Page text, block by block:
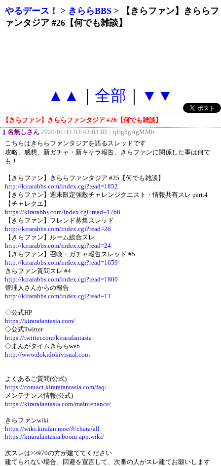
やるデース！ > きららBBS > 【きらファン】きららフ
ァンタジア #26【何でも雑談】
▲▲ 全部 ▼▼
【きらファン】きららファンタジア #26【何でも雑談】
1 名無しさん 2020/01/11 02:43:03 ID： qHg8gAgMMh
こちらはきららファンタジアを語るスレッドです
攻略、感想、新ガチャ・新キャラ報告、きらファンに関係した事は何で
も！
【きらファン】きららファンタジア #25【何でも雑談】
http://kirarabbs.com/index.cgi?read=1852
【きらファン】週末限定強敵チャレンジクエスト・情報共有スレ part.4
【チャレクエ】
https://kirarabbs.com/index.cgi?read=1768
【きらファン】フレンド募集スレッド
http://kirarabbs.com/index.cgi?read=26
【きらファン】ルーム総合スレ
http://kirarabbs.com/index.cgi?read=24
【きらファン】召喚・ガチャ報告スレッド #5
http://kirarabbs.com/index.cgi?read=1659
きらファン質問スレ #4
http://kirarabbs.com/index.cgi?read=1800
管理人さんからの報告
http://kirarabbs.com/index.cgi?read=11
◇公式HP
https://kirarafantasia.com/
◇公式Twitter
https://twitter.com/kirarafantasia
◇まんがタイムきららweb
http://www.dokidokivisual.com
よくあるご質問(公式)
https://contact.kirarafantasia.com/faq/
メンテナンス情報(公式)
https://kirarafantasia.com/maintenance/
きらファンwiki
https://wiki.kirafan.moe/#/chara/all
https://kirarafantasia.boom-app.wiki/
次スレは>>970の方が建ててください
建てられない場合、回避を宣言して、次番の人がスレ建てお願いします